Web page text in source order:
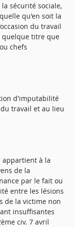
sécurité sociale,
qu'en soit la
du travail
quelque titre que
chefs
d'imputabilité
travail et au lieu
à la
de la
par le fait ou
entre les lésions
de la victime non
insuffisantes
civ. 7 avril